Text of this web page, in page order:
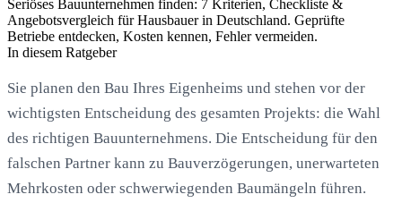
Seriöses Bauunternehmen finden: 7 Kriterien, Checkliste &
Angebotsvergleich für Hausbauer in Deutschland. Geprüfte
Betriebe entdecken, Kosten kennen, Fehler vermeiden.
In diesem Ratgeber
Sie planen den Bau Ihres Eigenheims und stehen vor der
wichtigsten Entscheidung des gesamten Projekts: die Wahl
des richtigen Bauunternehmens. Die Entscheidung für den
falschen Partner kann zu Bauverzögerungen, unerwarteten
Mehrkosten oder schwerwiegenden Baumängeln führen.